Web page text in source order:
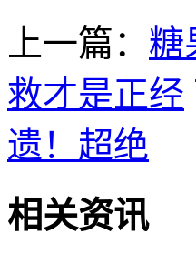
上一篇： 糖
救才是正经
遗！超绝
相关资讯